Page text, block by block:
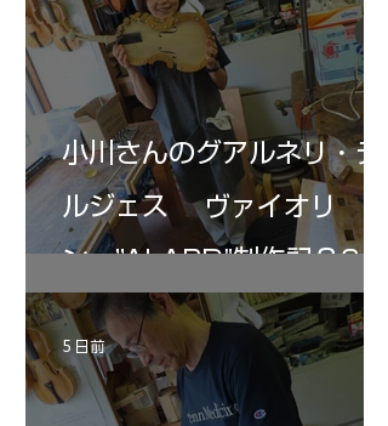
よ来週からニス塗りか？
小川さんのグアルネリ・デ
ルジェス ヴァイオリ
ン ”ALARD"制作記３6
5 日前